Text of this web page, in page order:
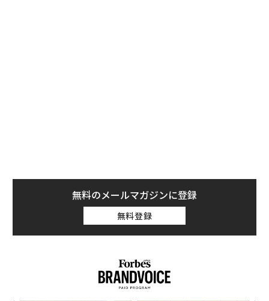
株式公開買い付けには2種類あり、買収される側の同意
があれば「友好的TOB」、なければ「敵対的TOB」とな
る。DCMは既に、島忠の経営陣の賛同を得て「友好的T
社化へと乗り出せば、それは島忠の横取りを目指す「敵
対的TOB」になるとの見方もある。
無料のメールマガジンに登録
無料登録